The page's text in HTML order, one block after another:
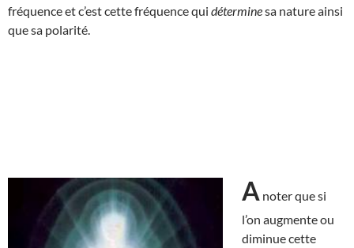
fréquence et c’est cette fréquence qui déterminesa nature ainsi
que sa polarité.
A noter que si
l’on augmente ou
diminue cette